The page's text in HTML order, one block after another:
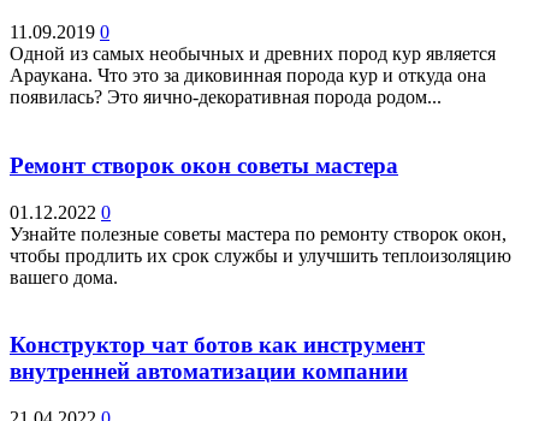
11.09.2019 0
Одной из самых необычных и древних пород кур является
Араукана. Что это за диковинная порода кур и откуда она
появилась? Это яично-декоративная порода родом...
Ремонт створок окон советы мастера
01.12.2022 0
Узнайте полезные советы мастера по ремонту створок окон,
чтобы продлить их срок службы и улучшить теплоизоляцию
вашего дома.
Конструктор чат ботов как инструмент
внутренней автоматизации компании